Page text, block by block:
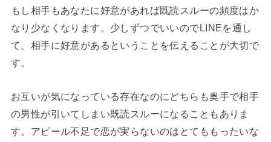
もし相手もあなたに好意があれば既読スルーの頻度はか
なり少なくなります。少しずつでいいのでLINEを通し
て、相手に好意があるということを伝えることが大切で
す。
お互いが気になっている存在なのにどちらも奥手で相手
の男性が引いてしまい既読スルーになることもありま
す。アピール不足で恋が実らないのはとてももったいな